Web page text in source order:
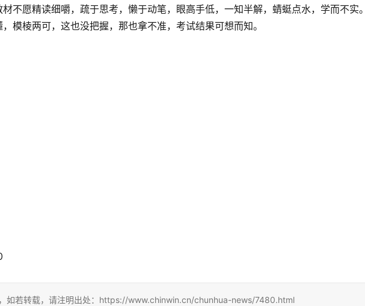
不愿精读细嚼，疏于思考，懒于动笔，眼高手低，一知半解，蜻蜓点水，学而不实
模棱两可，这也没把握，那也拿不准，考试结果可想而知。
如若转载，请注明出处：https://www.chinwin.cn/chunhua-news/7480.html